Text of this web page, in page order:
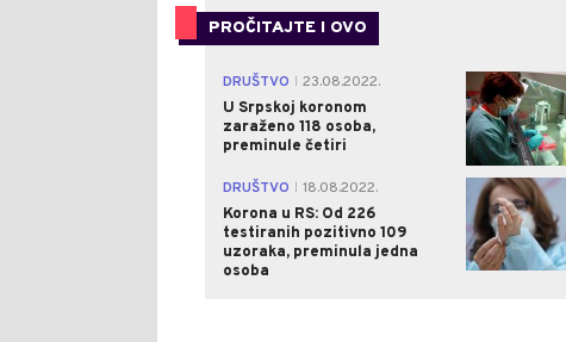
PROČITAJTE I OVO
DRUŠTVO
23.08.2022.
U Srpskoj koronom
zaraženo 118 osoba,
preminule četiri
DRUŠTVO
18.08.2022.
Korona u RS: Od 226
testiranih pozitivno 109
uzoraka, preminula jedna
osoba